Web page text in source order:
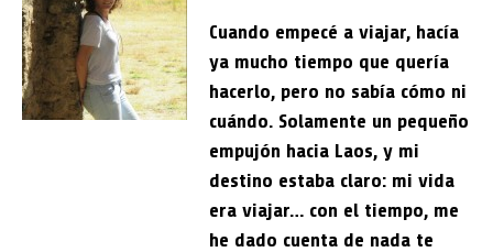
Cuando empecé a viajar, hacía
ya mucho tiempo que quería
hacerlo, pero no sabía cómo ni
cuándo. Solamente un pequeño
empujón hacia Laos, y mi
destino estaba claro: mi vida
era viajar… con el tiempo, me
he dado cuenta de nada te